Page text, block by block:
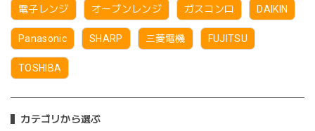
電子レンジ オーブンレンジ ガスコンロ DAIKIN
Panasonic SHARP 三菱電機 FUJITSU
TOSHIBA
カテゴリから選ぶ